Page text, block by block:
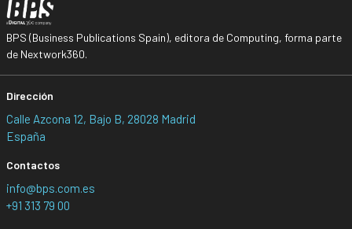
BPS (Business Publications Spain), editora de Computing, forma parte
de Nextwork360.
Dirección
Calle Azcona 12, Bajo B, 28028 Madrid
España
Contactos
info@bps.com.es
+91 313 79 00